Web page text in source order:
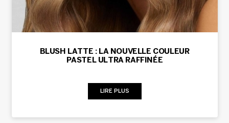
BLUSH LATTE : LA NOUVELLE COULEUR
PASTEL ULTRA RAFFINÉE
LIRE PLUS